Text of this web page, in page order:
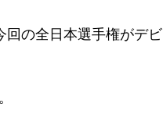
回の全日本選手権がデビ